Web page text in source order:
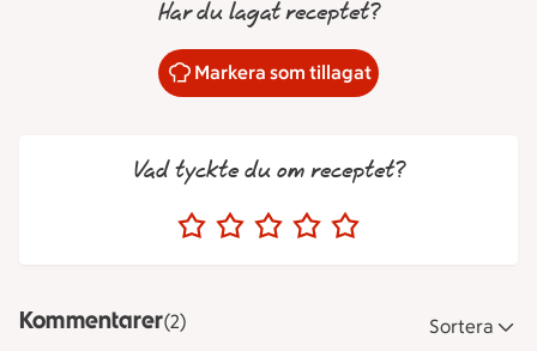
Har du lagat receptet?
Markera som tillagat
Vad tyckte du om receptet?
Kommentarer(2) Sortera